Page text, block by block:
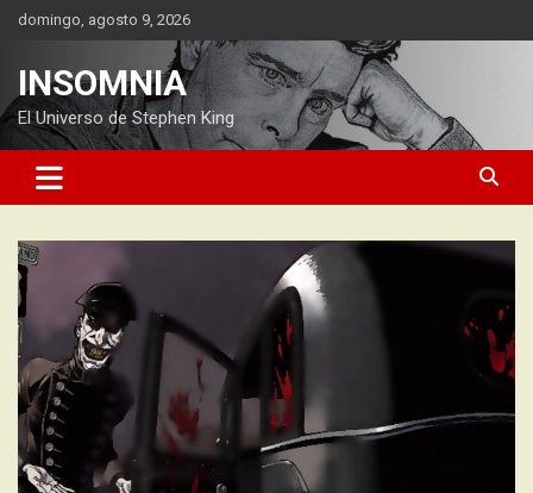
Saltardomingo, agosto 9, 2026
INSOMNIA
El Universo de Stephen King